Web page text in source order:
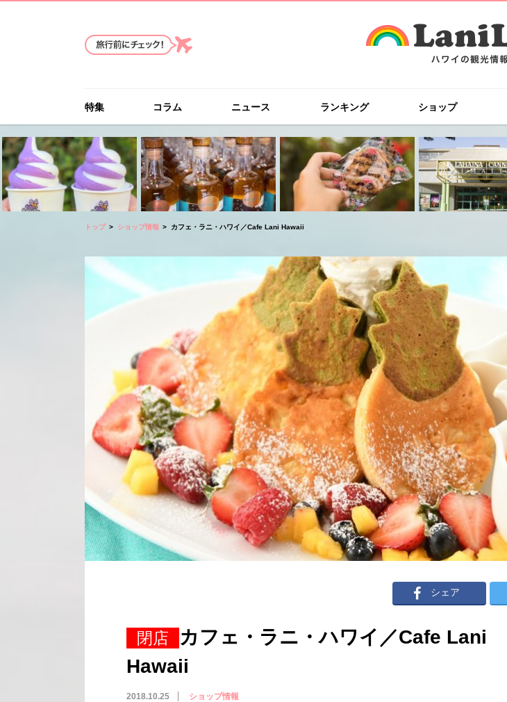
特集 コラム ニュース ランキング ショップ
トップ ショップ情報 カフェ・ラニ・ハワイ／Cafe Lani Hawaii
シェア
閉店
カフェ・ラニ・ハワイ／Cafe Lani
Hawaii
2018.10.25 ショップ情報